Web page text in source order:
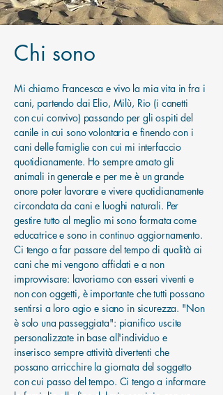
Chi sono
Mi chiamo Francesca e vivo la mia vita in fra i
cani, partendo dai Elio, Milù, Rio (i canetti
con cui convivo) passando per gli ospiti del
canile in cui sono volontaria e finendo con i
cani delle famiglie con cui mi interfaccio
quotidianamente. Ho sempre amato gli
animali in generale e per me è un grande
onore poter lavorare e vivere quotidianamente
circondata da cani e luoghi naturali. Per
gestire tutto al meglio mi sono formata come
educatrice e sono in continuo aggiornamento.
Ci tengo a far passare del tempo di qualità ai
cani che mi vengono affidati e a non
improvvisare: lavoriamo con esseri viventi e
non con oggetti, è importante che tutti possano
sentirsi a loro agio e siano in sicurezza. "Non
è solo una passeggiata": pianifico uscite
personalizzate in base all'individuo e
inserisco sempre attività divertenti che
possano arricchire la giornata del soggetto
con cui passo del tempo. Ci tengo a informare